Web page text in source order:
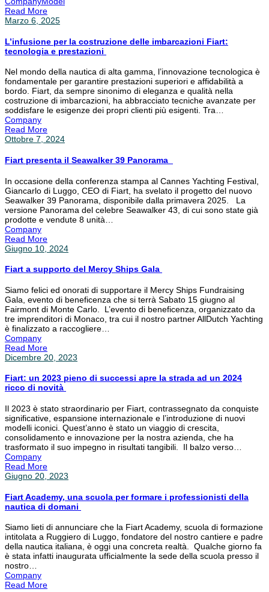
Read More
Marzo 6, 2025
L’infusione per la costruzione delle imbarcazioni Fiart:
tecnologia e prestazioni
Nel mondo della nautica di alta gamma, l’innovazione tecnologica è
fondamentale per garantire prestazioni superiori e affidabilità a
bordo. Fiart, da sempre sinonimo di eleganza e qualità nella
costruzione di imbarcazioni, ha abbracciato tecniche avanzate per
soddisfare le esigenze dei propri clienti più esigenti. Tra…
Company
Read More
Ottobre 7, 2024
Fiart presenta il Seawalker 39 Panorama
In occasione della conferenza stampa al Cannes Yachting Festival,
Giancarlo di Luggo, CEO di Fiart, ha svelato il progetto del nuovo
Seawalker 39 Panorama, disponibile dalla primavera 2025. La
versione Panorama del celebre Seawalker 43, di cui sono state già
prodotte e vendute 8 unità…
Company
Read More
Giugno 10, 2024
Fiart a supporto del Mercy Ships Gala
Siamo felici ed onorati di supportare il Mercy Ships Fundraising
Gala, evento di beneficenza che si terrà Sabato 15 giugno al
Fairmont di Monte Carlo. L’evento di beneficenza, organizzato da
tre imprenditori di Monaco, tra cui il nostro partner AllDutch Yachting
è finalizzato a raccogliere…
Company
Read More
Dicembre 20, 2023
Fiart: un 2023 pieno di successi apre la strada ad un 2024
ricco di novità
Il 2023 è stato straordinario per Fiart, contrassegnato da conquiste
significative, espansione internazionale e l’introduzione di nuovi
modelli iconici. Quest’anno è stato un viaggio di crescita,
consolidamento e innovazione per la nostra azienda, che ha
trasformato il suo impegno in risultati tangibili. Il balzo verso…
Company
Read More
Giugno 20, 2023
Fiart Academy, una scuola per formare i professionisti della
nautica di domani
Siamo lieti di annunciare che la Fiart Academy, scuola di formazione
intitolata a Ruggiero di Luggo, fondatore del nostro cantiere e padre
della nautica italiana, è oggi una concreta realtà. Qualche giorno fa
è stata infatti inaugurata ufficialmente la sede della scuola presso il
nostro…
Company
Read More